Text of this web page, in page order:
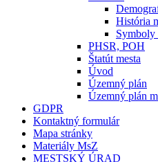
História
Symboly
PHSR, POH
Štatút mesta
Úvod
Územný plán
Územný plán
GDPR
Kontaktný formulár
Mapa stránky
Materiály MsZ
MESTSKÝ ÚRAD